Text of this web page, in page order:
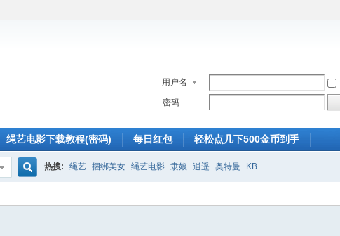
用户名
密码
绳艺电影下载教程(密码) 每日红包 轻松点几下500金币到手
热搜: 绳艺 捆绑美女 绳艺电影 隶娘 逍遥 奥特曼 KB